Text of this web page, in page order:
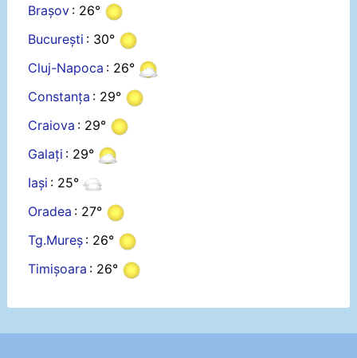
Brașov : 26°
București : 30°
Cluj-Napoca : 26°
Constanța : 29°
Craiova : 29°
Galați : 29°
Iași : 25°
Oradea : 27°
Tg.Mureș : 26°
Timișoara : 26°